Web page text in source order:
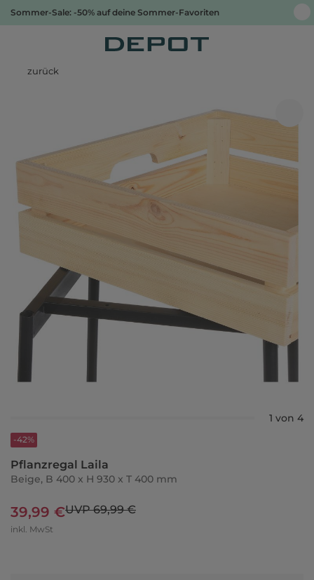
Sommer-Sale: -50% auf deine Sommer-Favoriten
zurück
1 von 4
-42%
Pflanzregal Laila
Beige, B 400 x H 930 x T 400 mm
39,99 €UVP 69,99 €
inkl. MwSt